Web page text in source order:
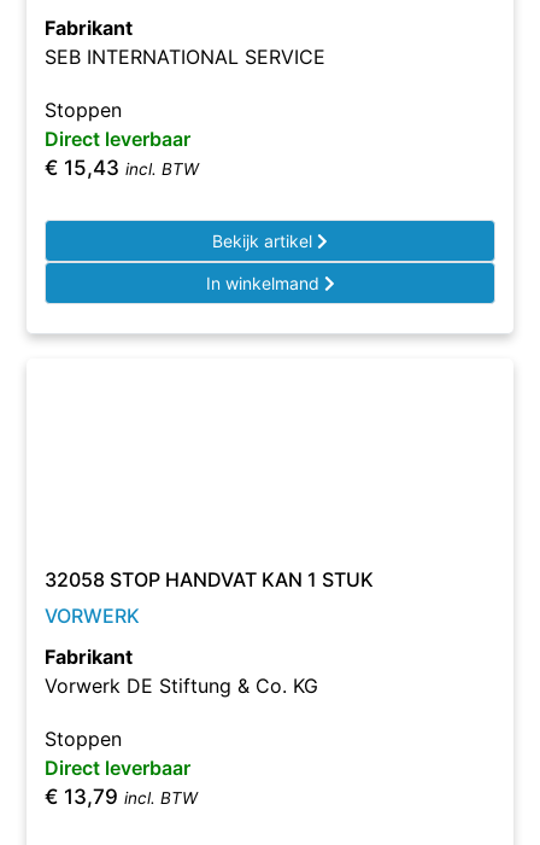
Fabrikant
SEB INTERNATIONAL SERVICE
Stoppen
Direct leverbaar
€ 15,43 incl. BTW
Bekijk artikel
In winkelmand
32058 STOP HANDVAT KAN 1 STUK
VORWERK
Fabrikant
Vorwerk DE Stiftung & Co. KG
Stoppen
Direct leverbaar
€ 13,79 incl. BTW